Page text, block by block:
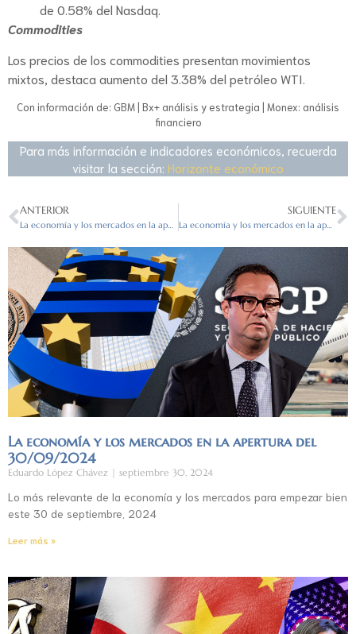
de 0.58% del Nasdaq.
Commodities
Los precios de los commodities presentan movimientos
mixtos, destaca aumento del 3.38% del petróleo WTI.
Con información de: GBM | Bx+ análisis y estrategia | Monex: análisis
financiero
Para más información e indicadores económicos, recuerda
visitar la sección: Horizonte económico
ANTERIOR
La economía y los mercados en la apertura del 10/11/2022
SIGUIENTE
La economía y los mercados en la apertura del 14/11/2022
La economía y los mercados en la apertura del
30/09/2024
Eduardo López Chávez septiembre 30, 2024
Lo más relevante de la economía y los mercados para empezar bien
este 30 de septiembre, 2024
Leer más »